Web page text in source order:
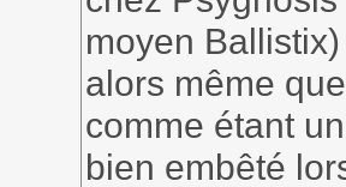
moyen
alors même
comme étant
bien embêté